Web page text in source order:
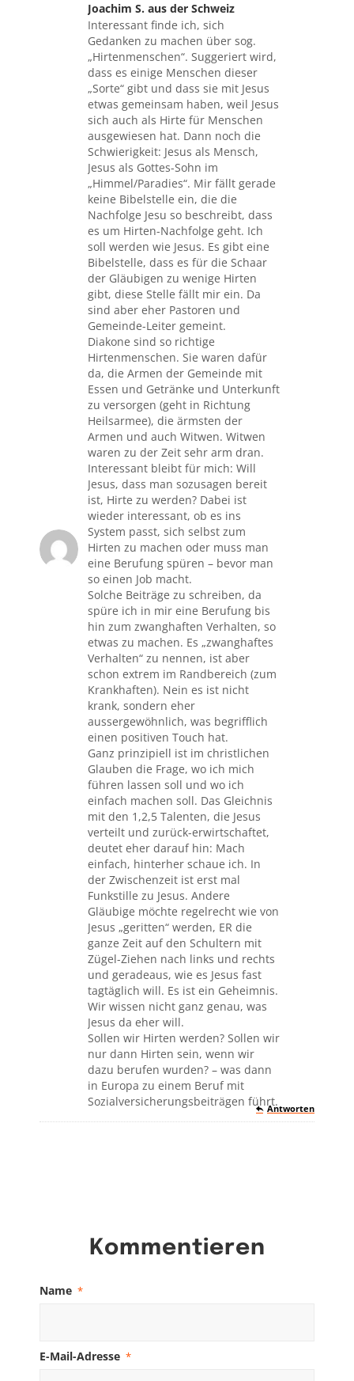
Joachim S. aus der Schweiz
sagte:
Interessant finde ich, sich
Gedanken zu machen über sog.
„Hirtenmenschen“. Suggeriert wird,
dass es einige Menschen dieser
„Sorte“ gibt und dass sie mit Jesus
etwas gemeinsam haben, weil Jesus
sich auch als Hirte für Menschen
ausgewiesen hat. Dann noch die
Schwierigkeit: Jesus als Mensch,
Jesus als Gottes-Sohn im
„Himmel/Paradies“. Mir fällt gerade
keine Bibelstelle ein, die die
Nachfolge Jesu so beschreibt, dass
es um Hirten-Nachfolge geht. Ich
soll werden wie Jesus. Es gibt eine
Bibelstelle, dass es für die Schaar
der Gläubigen zu wenige Hirten
gibt, diese Stelle fällt mir ein. Da
sind aber eher Pastoren und
Gemeinde-Leiter gemeint.
Diakone sind so richtige
Hirtenmenschen. Sie waren dafür
da, die Armen der Gemeinde mit
Essen und Getränke und Unterkunft
zu versorgen (geht in Richtung
Heilsarmee), die ärmsten der
Armen und auch Witwen. Witwen
waren zu der Zeit sehr arm dran.
Interessant bleibt für mich: Will
Jesus, dass man sozusagen bereit
ist, Hirte zu werden? Dabei ist
wieder interessant, ob es ins
System passt, sich selbst zum
Hirten zu machen oder muss man
eine Berufung spüren – bevor man
so einen Job macht.
Solche Beiträge zu schreiben, da
spüre ich in mir eine Berufung bis
hin zum zwanghaften Verhalten, so
etwas zu machen. Es „zwanghaftes
Verhalten“ zu nennen, ist aber
schon extrem im Randbereich (zum
Krankhaften). Nein es ist nicht
krank, sondern eher
aussergewöhnlich, was begrifflich
einen positiven Touch hat.
Ganz prinzipiell ist im christlichen
Glauben die Frage, wo ich mich
führen lassen soll und wo ich
einfach machen soll. Das Gleichnis
mit den 1,2,5 Talenten, die Jesus
verteilt und zurück-erwirtschaftet,
deutet eher darauf hin: Mach
einfach, hinterher schaue ich. In
der Zwischenzeit ist erst mal
Funkstille zu Jesus. Andere
Gläubige möchte regelrecht wie von
Jesus „geritten“ werden, ER die
ganze Zeit auf den Schultern mit
Zügel-Ziehen nach links und rechts
und geradeaus, wie es Jesus fast
tagtäglich will. Es ist ein Geheimnis.
Wir wissen nicht ganz genau, was
Jesus da eher will.
Sollen wir Hirten werden? Sollen wir
nur dann Hirten sein, wenn wir
dazu berufen wurden? – was dann
in Europa zu einem Beruf mit
Sozialversicherungsbeiträgen führt.Antworten
Kommentieren
Name *
E-Mail-Adresse *